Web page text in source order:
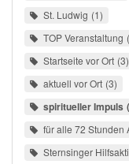
St. Ludwig 1
TOP Veranstaltung
Startseite vor Ort 3
aktuell vor Ort 3
spiritueller Impuls
für alle 72 Stunden
Sternsinger